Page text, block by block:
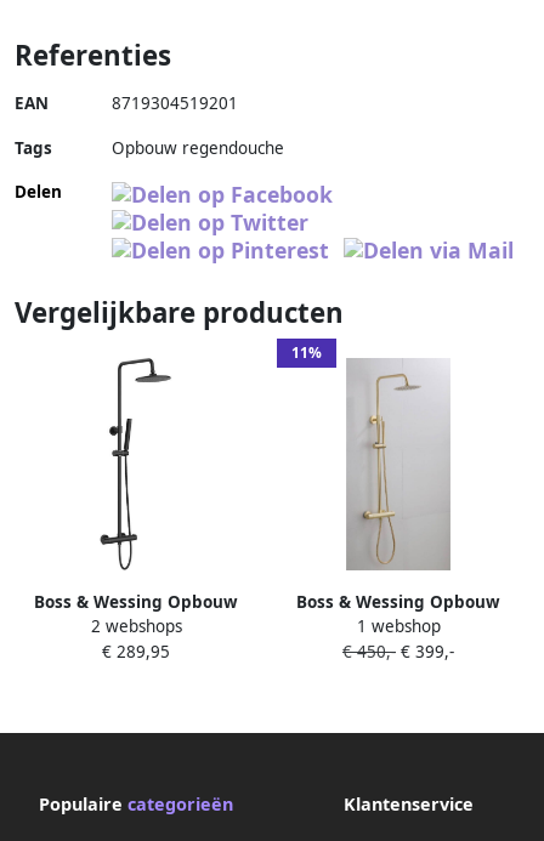
Referenties
EAN 8719304519201
Tags
Opbouw regendouche
Delen
Vergelijkbare producten
Boss & Wessing Opbouw
Regendouche Set BWS Lusso
Thermostatisch Hoofddouche
2 webshops
€ 289,95
11%
Boss & Wessing Opbouw
Regendouche Set BWS Gold
Ronde Hoofddouche 20 cm
1 webshop
€ 450,- € 399,-
Populaire categorieën Klantenservice